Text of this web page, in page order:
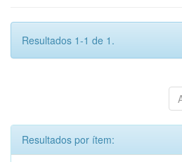
Resultados 1-1 de 1.
Resultados por ítem: